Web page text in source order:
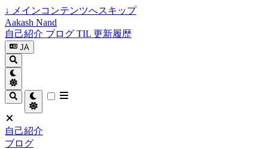
↓ メインコンテンツへスキップ
Aakash Nand
自己紹介 ブログ TIL 更新履歴
JA
自己紹介
ブログ